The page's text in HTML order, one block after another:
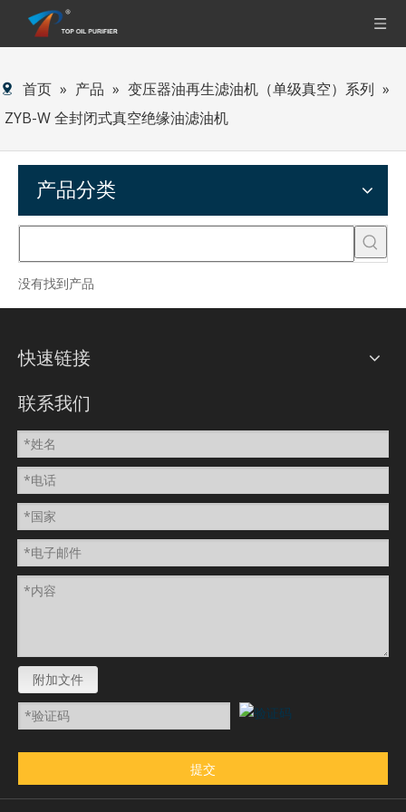
首页 » 产品 » 变压器油再生滤油机（单级真空）系列 »
ZYB-W 全封闭式真空绝缘油滤油机
产品分类
没有找到产品
快速链接
联系我们
附加文件
提交